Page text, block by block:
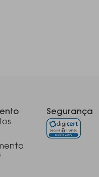
Segurança